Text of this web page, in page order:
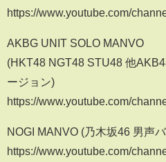
https://www.youtube.com/
AKBG UNIT SOLO MANVO
(HKT48 NGT48 STU48 他
ージョン)
https://www.youtube.com/
NOGI MANVO (乃木坂46 男声
https://www.youtube.com/